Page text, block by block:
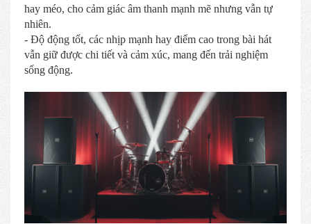
hay méo, cho cảm giác âm thanh mạnh mẽ nhưng vẫn tự
nhiên.
- Độ động tốt, các nhịp mạnh hay điểm cao trong bài hát
vẫn giữ được chi tiết và cảm xúc, mang đến trải nghiệm
sống động.